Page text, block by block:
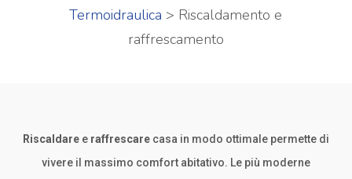
Termoidraulica > Riscaldamento e
raffrescamento
Riscaldareeraffrescarecasa in modo ottimale permette di
vivere il massimo comfort abitativo. Le più moderne